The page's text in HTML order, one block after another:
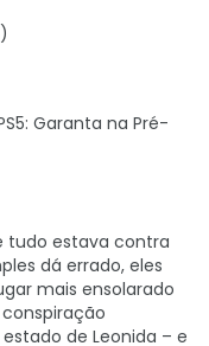
Garanta na Pré-
tudo estava contra
dá errado, eles
mais ensolarado
de Leonida – e